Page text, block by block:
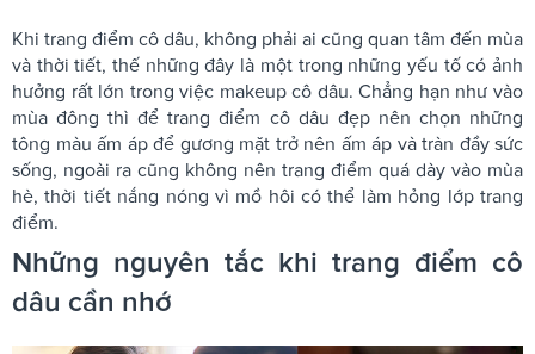
Khi trang điểm cô dâu, không phải ai cũng quan tâm đến mùa
và thời tiết, thế những đây là một trong những yếu tố có ảnh
hưởng rất lớn trong việc makeup cô dâu. Chẳng hạn như vào
mùa đông thì để trang điểm cô dâu đẹp nên chọn những
tông màu ấm áp để gương mặt trở nên ấm áp và tràn đầy sức
sống, ngoài ra cũng không nên trang điểm quá dày vào mùa
hè, thời tiết nắng nóng vì mồ hôi có thể làm hỏng lớp trang
điểm.
Những nguyên tắc khi trang điểm cô
dâu cần nhớ